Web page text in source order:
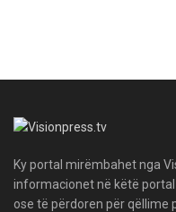
Ky portal mirëmbahet nga
informacionet në këtë
ose të përdoren për